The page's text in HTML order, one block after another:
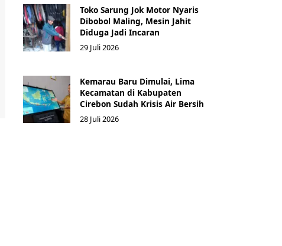
Toko Sarung Jok Motor Nyaris
Dibobol Maling, Mesin Jahit
Diduga Jadi Incaran
29 Juli 2026
Kemarau Baru Dimulai, Lima
Kecamatan di Kabupaten
Cirebon Sudah Krisis Air Bersih
28 Juli 2026